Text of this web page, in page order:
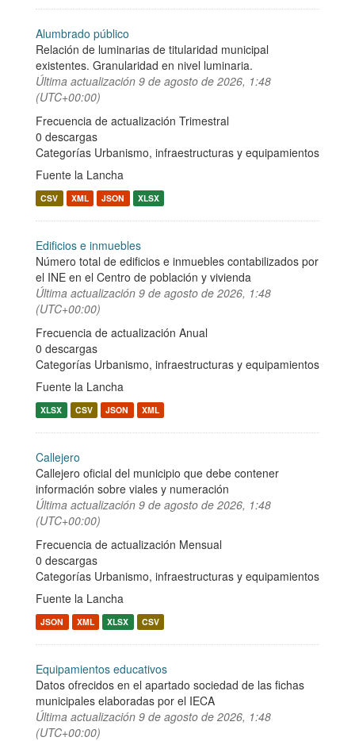
Alumbrado público
Relación de luminarias de titularidad municipal
existentes. Granularidad en nivel luminaria.
Última actualización 9 de agosto de 2026, 1:48
(UTC+00:00)
Frecuencia de actualización Trimestral
0 descargas
Categorías Urbanismo, infraestructuras y equipamientos
Fuente la Lancha
CSV XML JSON XLSX
Edificios e inmuebles
Número total de edificios e inmuebles contabilizados por
el INE en el Centro de población y vivienda
Última actualización 9 de agosto de 2026, 1:48
(UTC+00:00)
Frecuencia de actualización Anual
0 descargas
Categorías Urbanismo, infraestructuras y equipamientos
Fuente la Lancha
XLSX CSV JSON XML
Callejero
Callejero oficial del municipio que debe contener
información sobre viales y numeración
Última actualización 9 de agosto de 2026, 1:48
(UTC+00:00)
Frecuencia de actualización Mensual
0 descargas
Categorías Urbanismo, infraestructuras y equipamientos
Fuente la Lancha
JSON XML XLSX CSV
Equipamientos educativos
Datos ofrecidos en el apartado sociedad de las fichas
municipales elaboradas por el IECA
Última actualización 9 de agosto de 2026, 1:48
(UTC+00:00)